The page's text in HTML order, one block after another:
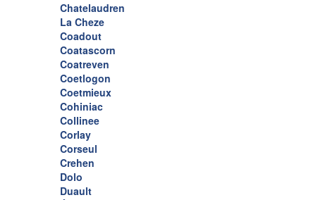
Chatelaudren
La Cheze
Coadout
Coatascorn
Coatreven
Coetlogon
Coetmieux
Cohiniac
Collinee
Corlay
Corseul
Crehen
Dolo
Duault